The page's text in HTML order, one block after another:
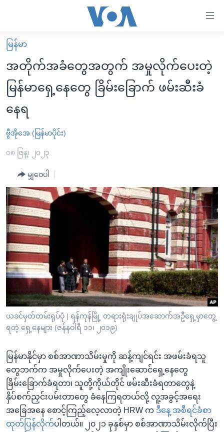
လွယ်ကူ
စေ
သည့်
Link
များ
ပင်မ
အကြောင်းအရာ
ကျော်
ကြည့်
ရန်
ပင်မ
အ
ညွန်း
စာမျက်နှာ
သို့
ကျော်
ကြည့်
ရန်
ရှာဖွေ
သို့
ကျော်
ရန်
မူလစာမျက်နှာ
မြန်မာ
ကမ္ဘာ့သတင်းများ
နိုင်ငံတကာ
အစ္စရေး-ပါလက်စတိုင်း
ဗွီဒီယို
အင်္ဂလိပ်စာလေ့လာမယ်
အမေရိကန်သုံးအီဒီယံ
မကြေးမုံရဲ့ အင်္ဂလိပ်စာ
ရုပ်ရှင်ထဲက အင်္ဂလိပ်စာ
သုတပဒေသာ အင်္ဂလိပ်စာ
အပတ်စဉ်ကဏ္ဍများ
ရေဒီယို
တီဗွီ
ရေဒီယိုနှင့်ရုပ်သံ အချက်အလက်များ
ရေဒီယို/တီဗွီအစီအစဉ်
Learning English
ဗွီအိုအေ လူမှုကွန်ယက်များ
ဘာသာစကားများ
မြန်မာ
အတိုက်အခံတွေအတွက် အမှုလိုက်ပေးတဲ့
မြန်မာရှေ့နေတွေ ခြိမ်းခြောက် ဖမ်းဆီးခံ
နေရ
ဗွီအိုအေ (မြန်မာပိုင်း)
၀၈ ဇြန္၊ ၂၀၂၃
မျှဝေပါ
ယခင်မှတ်တမ်းရုပ်ပုံ | ရန်ကုန်မြို့ တရားရုံးချုပ်အဆောက်အဦရှေ့မှာတွေ့
ရတဲ့ ရှေ့နေများ (ဇန်နဝါရီ ၁၁၊ ၂၀၁၉)
မြန်မာနိုင်မှာ စစ်အာဏာသိမ်းမှုကို ဆန့်ကျင်ရင်း အဖမ်းခံရသူ
တွေဘက်က အမှုလိုက်ပေးတဲ့ အကျိုးဆောင်ရှေ့နေတွေ
ခြိမ်းခြောက်ခံရတာ၊ သူတို့ကိုယ်တိုင် ဖမ်းဆီးခံရတာတွေနဲ့
နှိပ်စက်ညှင်းပမ်းတာတွေ ခံနေကြရတယ်လို့ လူ့အခွင့်အရေး
အခြေအနေ စောင့်ကြည့်လေ့လာတဲ့ HRW က ဒီနေ့ အစီရင်ခံစာ
ထုတ်ပြန်လိုက်ပါတယ်။ ၂၀၂၁ ခုနှစ်မှာ စစ်အာဏာသိမ်းလိုက်ပြီး